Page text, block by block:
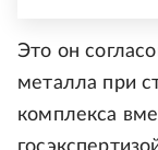
Это он
металла при
комплекса